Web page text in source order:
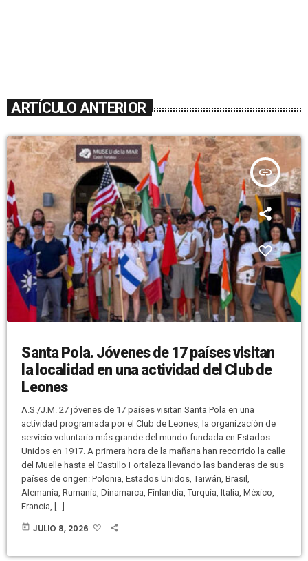
ARTÍCULO ANTERIOR
insert_link
Santa Pola. Jóvenes de 17 países visitan
la localidad en una actividad del Club de
Leones
A.S./J.M. 27 jóvenes de 17 países visitan Santa Pola en una
actividad programada por el Club de Leones, la organización de
servicio voluntario más grande del mundo fundada en Estados
Unidos en 1917. A primera hora de la mañana han recorrido la calle
del Muelle hasta el Castillo Fortaleza llevando las banderas de sus
países de origen: Polonia, Estados Unidos, Taiwán, Brasil,
Alemania, Rumanía, Dinamarca, Finlandia, Turquía, Italia, México,
Francia, […]
today JULIO 8, 2026